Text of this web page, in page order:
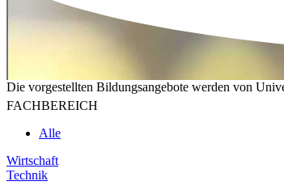
Die vorgestellten Bildungsangebote werden von
FACHBEREICH
Alle
Wirtschaft
Technik